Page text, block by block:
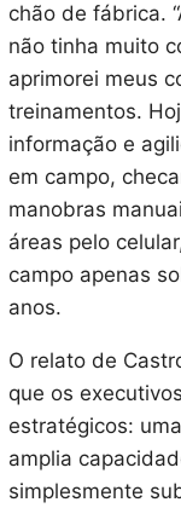
chão de fábrica.
não tinha muito
aprimorei meus
treinamentos.
informação e
em campo,
manobras
áreas pelo
campo apenas
anos.
O relato de
que os
estratégicos:
amplia
simplesmente